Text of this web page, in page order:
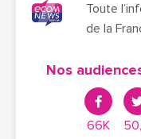
Toute
de la
Nos
66K